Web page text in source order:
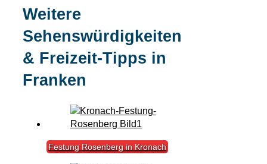
Weitere
Sehenswürdigkeiten
& Freizeit-Tipps in
Franken
Festung Rosenberg in Kronach